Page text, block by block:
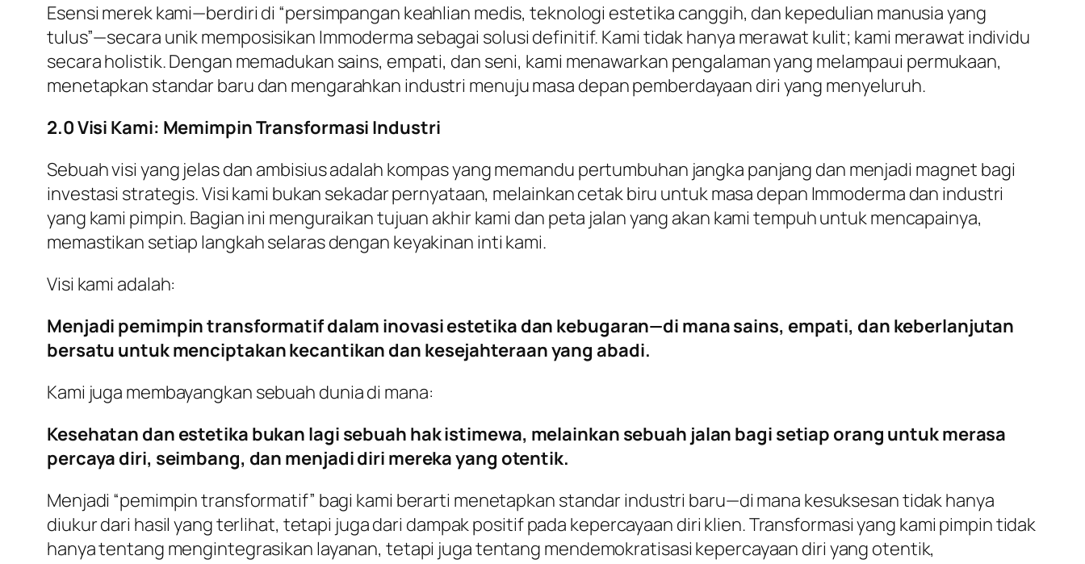
Esensi merek kami—berdiri di “persimpangan keahlian medis, teknologi estetika canggih, dan kepedulian manusia yang
tulus”—secara unik memposisikan Immoderma sebagai solusi definitif. Kami tidak hanya merawat kulit; kami merawat individu
secara holistik. Dengan memadukan sains, empati, dan seni, kami menawarkan pengalaman yang melampaui permukaan,
menetapkan standar baru dan mengarahkan industri menuju masa depan pemberdayaan diri yang menyeluruh.
2.0 Visi Kami: Memimpin Transformasi Industri
Sebuah visi yang jelas dan ambisius adalah kompas yang memandu pertumbuhan jangka panjang dan menjadi magnet bagi
investasi strategis. Visi kami bukan sekadar pernyataan, melainkan cetak biru untuk masa depan Immoderma dan industri
yang kami pimpin. Bagian ini menguraikan tujuan akhir kami dan peta jalan yang akan kami tempuh untuk mencapainya,
memastikan setiap langkah selaras dengan keyakinan inti kami.
Visi kami adalah:
Menjadi pemimpin transformatif dalam inovasi estetika dan kebugaran—di mana sains, empati, dan keberlanjutan
bersatu untuk menciptakan kecantikan dan kesejahteraan yang abadi.
Kami juga membayangkan sebuah dunia di mana:
Kesehatan dan estetika bukan lagi sebuah hak istimewa, melainkan sebuah jalan bagi setiap orang untuk merasa
percaya diri, seimbang, dan menjadi diri mereka yang otentik.
Menjadi “pemimpin transformatif” bagi kami berarti menetapkan standar industri baru—di mana kesuksesan tidak hanya
diukur dari hasil yang terlihat, tetapi juga dari dampak positif pada kepercayaan diri klien. Transformasi yang kami pimpin tidak
hanya tentang mengintegrasikan layanan, tetapi juga tentang mendemokratisasi kepercayaan diri yang otentik,